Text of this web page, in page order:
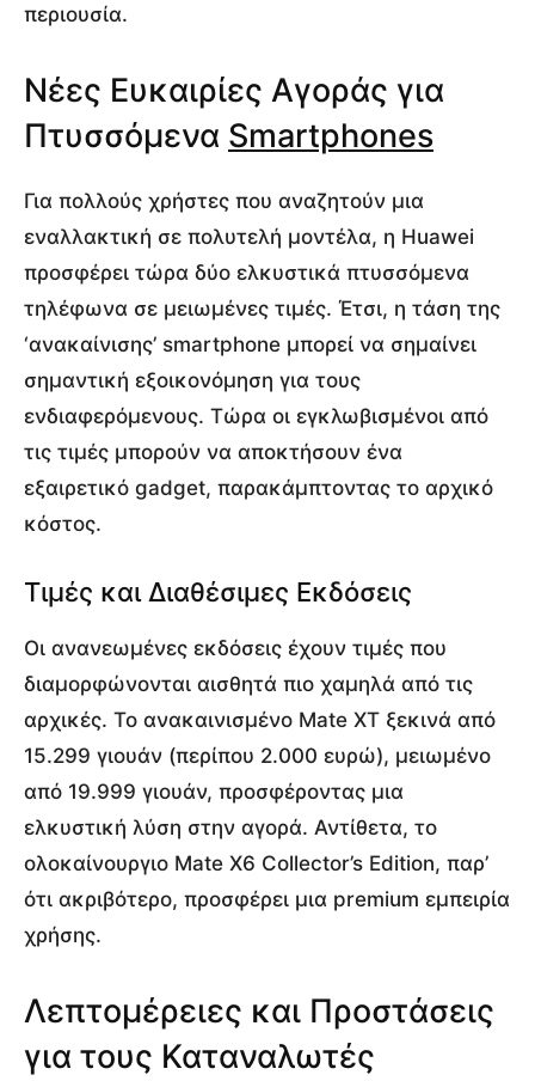
περιουσία.
Νέες Ευκαιρίες Αγοράς για
Πτυσσόμενα Smartphones
Για πολλούς χρήστες που αναζητούν μια
εναλλακτική σε πολυτελή μοντέλα, η Huawei
προσφέρει τώρα δύο ελκυστικά πτυσσόμενα
τηλέφωνα σε μειωμένες τιμές. Έτσι, η τάση της
‘ανακαίνισης’ smartphone μπορεί να σημαίνει
σημαντική εξοικονόμηση για τους
ενδιαφερόμενους. Τώρα οι εγκλωβισμένοι από
τις τιμές μπορούν να αποκτήσουν ένα
εξαιρετικό gadget, παρακάμπτοντας το αρχικό
κόστος.
Τιμές και Διαθέσιμες Εκδόσεις
Οι ανανεωμένες εκδόσεις έχουν τιμές που
διαμορφώνονται αισθητά πιο χαμηλά από τις
αρχικές. Το ανακαινισμένο Mate XT ξεκινά από
15.299 γιουάν (περίπου 2.000 ευρώ), μειωμένο
από 19.999 γιουάν, προσφέροντας μια
ελκυστική λύση στην αγορά. Αντίθετα, το
ολοκαίνουργιο Mate X6 Collector’s Edition, παρ’
ότι ακριβότερο, προσφέρει μια premium εμπειρία
χρήσης.
Λεπτομέρειες και Προστάσεις
για τους Καταναλωτές